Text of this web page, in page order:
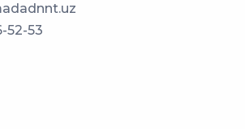
52-53